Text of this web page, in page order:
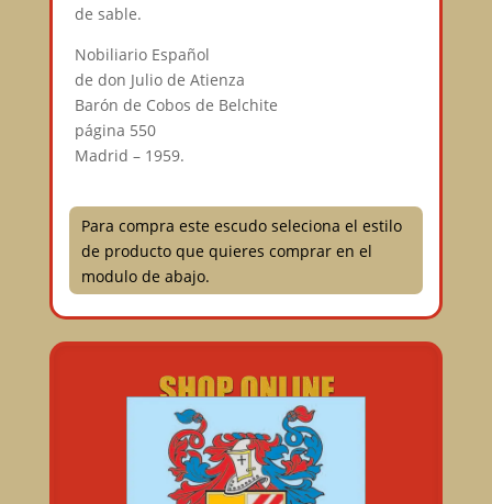
de sable.
Nobiliario Español
de don Julio de Atienza
Barón de Cobos de Belchite
página 550
Madrid – 1959.
Para compra este escudo seleciona el estilo
de producto que quieres comprar en el
modulo de abajo.